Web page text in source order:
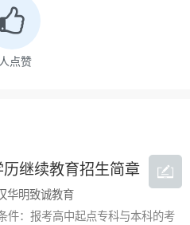
心素养：
握工作分析、招聘渠道选
，能够独立完成企业人
人点赞
继续教育招生简章
华明致诚教育
件：报考高中起点专科与本科的考